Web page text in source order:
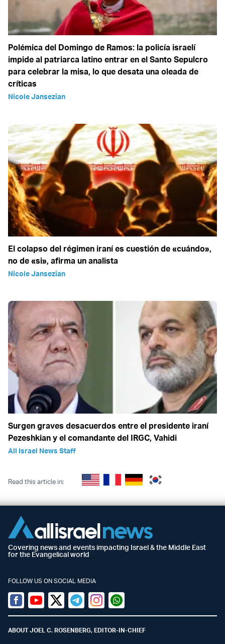
Polémica del Domingo de Ramos: la policía israelí
impide al patriarca latino entrar en el Santo Sepulcro
para celebrar la misa, lo que desata una oleada de
críticas
Nicole Jansezian
El colapso del régimen iraní es cuestión de «cuándo»,
no de «si», afirma un analista
Nicole Jansezian
Surgen graves desacuerdos entre el presidente iraní
Pezeshkian y el comandante del IRGC, Vahidi
All Israel News Staff
Read this article in:
Covering news and events impacting Israel & the Middle East
for the Evangelical world
FOLLOW US ON SOCIAL MEDIA
Facebook
YoutubeTwitter (X)
TelegramInstagramWhatsapp
ABOUT JOEL C. ROSENBERG, EDITOR-IN-CHIEF